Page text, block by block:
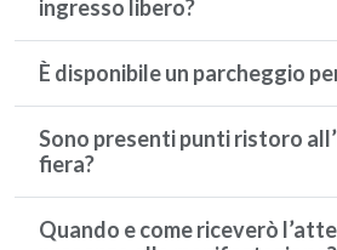
ingresso libero?
È disponibile un parcheggio
Sono presenti punti ristoro
fiera?
Quando e come riceverò